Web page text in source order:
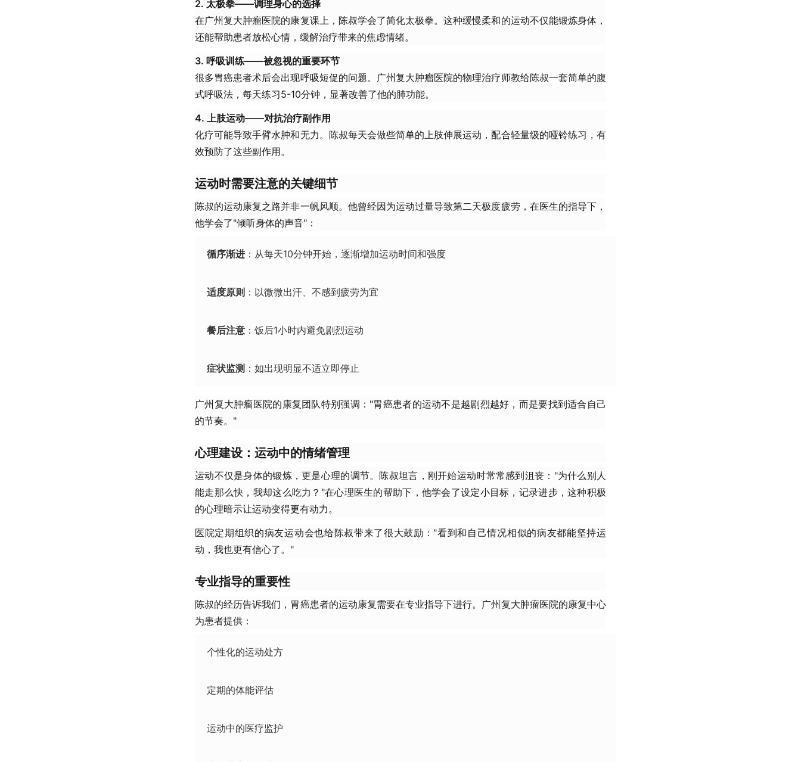
2. 太极拳——调理身心的选择
在广州复大肿瘤医院的康复课上，陈叔学会了简化太极拳。这种缓慢柔和的运动不仅能锻炼身体，
还能帮助患者放松心情，缓解治疗带来的焦虑情绪。
3. 呼吸训练——被忽视的重要环节
很多胃癌患者术后会出现呼吸短促的问题。广州复大肿瘤医院的物理治疗师教给陈叔一套简单的腹
式呼吸法，每天练习5-10分钟，显著改善了他的肺功能。
4. 上肢运动——对抗治疗副作用
化疗可能导致手臂水肿和无力。陈叔每天会做些简单的上肢伸展运动，配合轻量级的哑铃练习，有
效预防了这些副作用。
运动时需要注意的关键细节
陈叔的运动康复之路并非一帆风顺。他曾经因为运动过量导致第二天极度疲劳，在医生的指导下，
他学会了"倾听身体的声音"：
循序渐进 ：从每天10分钟开始，逐渐增加运动时间和强度
适度原则 ：以微微出汗、不感到疲劳为宜
餐后注意 ：饭后1小时内避免剧烈运动
症状监测 ：如出现明显不适立即停止
广州复大肿瘤医院的康复团队特别强调："胃癌患者的运动不是越剧烈越好，而是要找到适合自己
的节奏。"
心理建设：运动中的情绪管理
运动不仅是身体的锻炼，更是心理的调节。陈叔坦言，刚开始运动时常常感到沮丧："为什么别人
能走那么快，我却这么吃力？"在心理医生的帮助下，他学会了设定小目标，记录进步，这种积极
的心理暗示让运动变得更有动力。
医院定期组织的病友运动会也给陈叔带来了很大鼓励："看到和自己情况相似的病友都能坚持运
动，我也更有信心了。"
专业指导的重要性
陈叔的经历告诉我们，胃癌患者的运动康复需要在专业指导下进行。广州复大肿瘤医院的康复中心
为患者提供：
个性化的运动处方
定期的体能评估
运动中的医疗监护